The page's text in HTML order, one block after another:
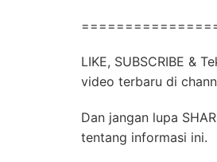
LIKE, SUBSCRIBE &
video terbaru di
Dan jangan lupa
tentang informasi ini.